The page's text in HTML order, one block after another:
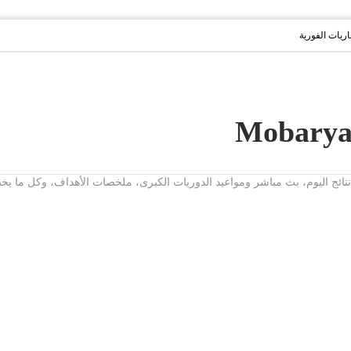
الفورية
نتائج اليوم، بث مباشر ومواعيد الدوريات الكبرى، ملخصات الأهداف،